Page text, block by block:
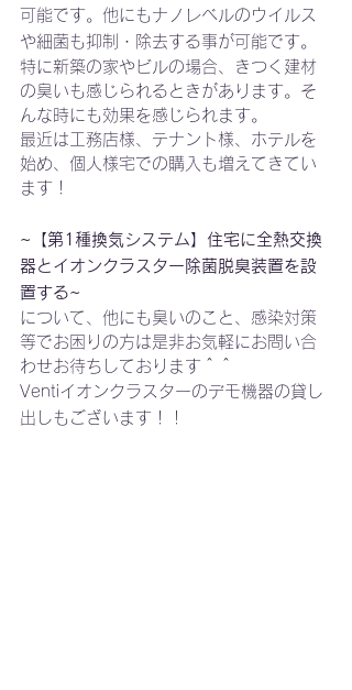
可能です。他にもナノレベルのウイルス
や細菌も抑制・除去する事が可能です。
特に新築の家やビルの場合、きつく建材
の臭いも感じられるときがあります。そ
んな時にも効果を感じられます。
最近は工務店様、テナント様、ホテルを
始め、個人様宅での購入も増えてきてい
ます！
~【第1種換気システム】住宅に全熱交換
器とイオンクラスター除菌脱臭装置を設
置する~
について、他にも臭いのこと、感染対策
等でお困りの方は是非お気軽にお問い合
わせお待ちしております＾＾
Ventiイオンクラスターのデモ機器の貸し
出しもございます！！